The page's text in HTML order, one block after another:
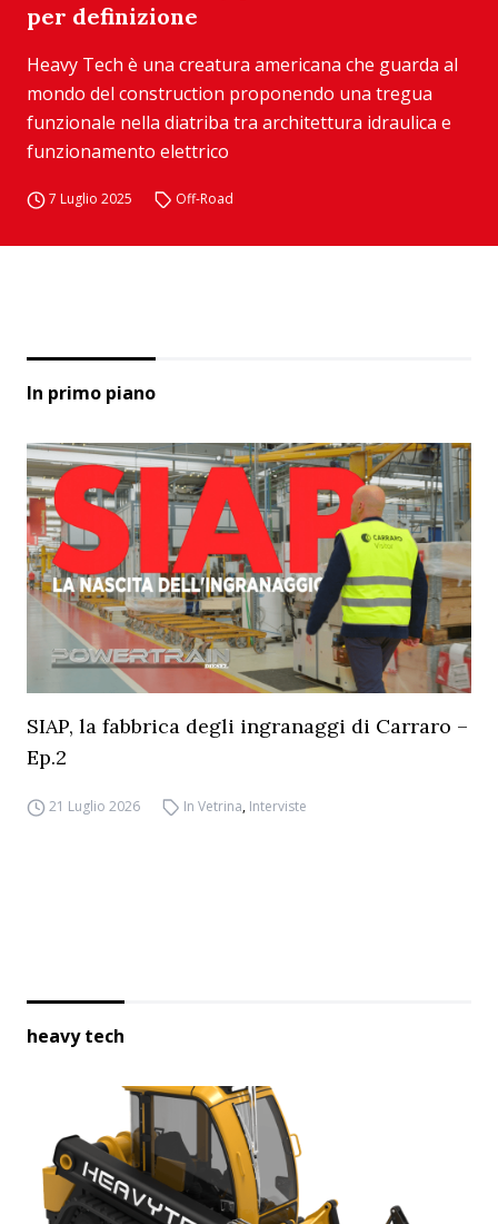
per definizione
Heavy Tech è una creatura americana che guarda al
mondo del construction proponendo una tregua
funzionale nella diatriba tra architettura idraulica e
funzionamento elettrico
7 Luglio 2025 Off-Road
In primo piano
SIAP, la fabbrica degli ingranaggi di Carraro –
Ep.2
21 Luglio 2026 In Vetrina, Interviste
heavy tech